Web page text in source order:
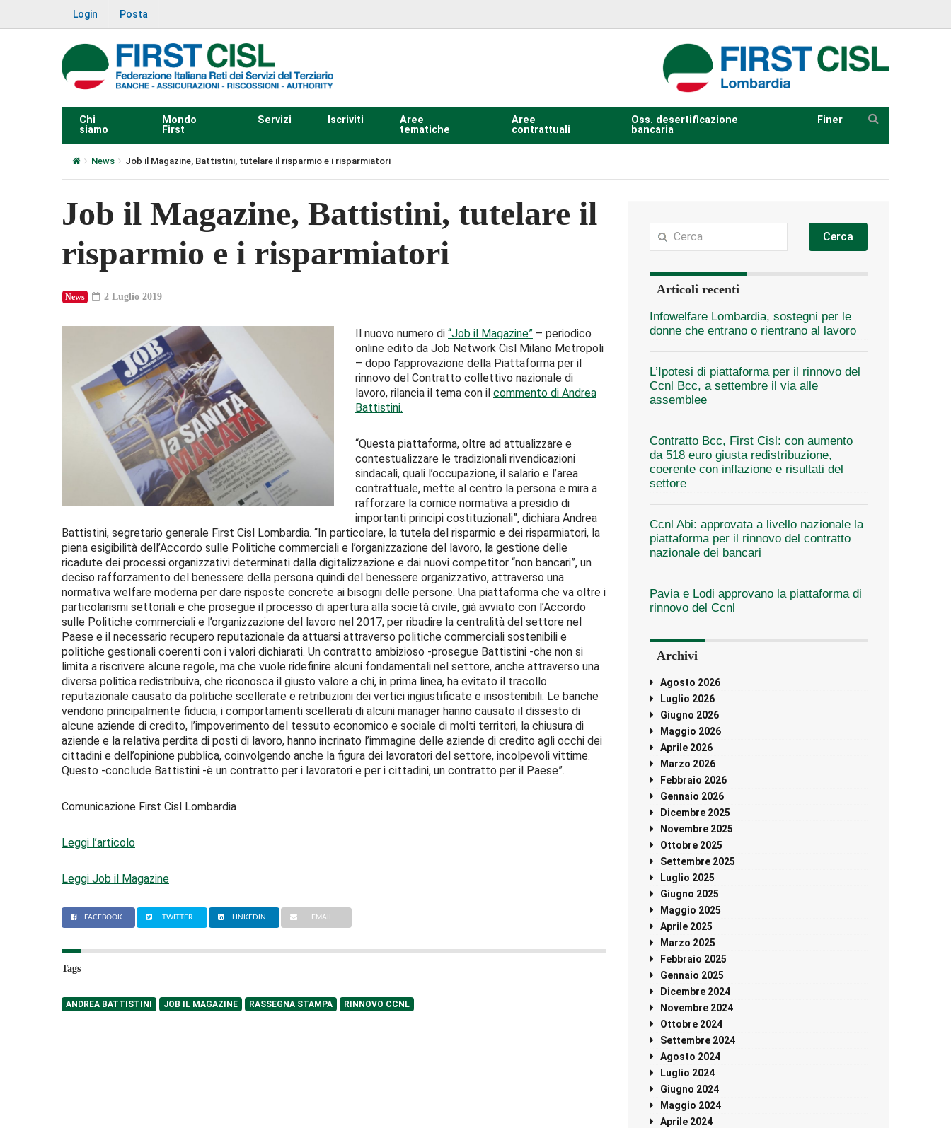
Login Posta
Chi
siamo
Mondo
First
Servizi Iscriviti
Aree
tematiche
Aree
contrattuali
Oss. desertificazione
bancaria
Finer
News Job il Magazine, Battistini, tutelare il risparmio e i risparmiatori
Job il Magazine, Battistini, tutelare il
risparmio e i risparmiatori
News 2 Luglio 2019
Il nuovo numero di “Job il Magazine” – periodico
online edito da Job Network Cisl Milano Metropoli
– dopo l’approvazione della Piattaforma per il
rinnovo del Contratto collettivo nazionale di
lavoro, rilancia il tema con il commento di Andrea
Battistini.
“Questa piattaforma, oltre ad attualizzare e
contestualizzare le tradizionali rivendicazioni
sindacali, quali l’occupazione, il salario e l’area
contrattuale, mette al centro la persona e mira a
rafforzare la cornice normativa a presidio di
importanti principi costituzionali”, dichiara Andrea
Battistini, segretario generale First Cisl Lombardia. “In particolare, la tutela del risparmio e dei risparmiatori, la
piena esigibilità dell’Accordo sulle Politiche commerciali e l’organizzazione del lavoro, la gestione delle
ricadute dei processi organizzativi determinati dalla digitalizzazione e dai nuovi competitor “non bancari”, un
deciso rafforzamento del benessere della persona quindi del benessere organizzativo, attraverso una
normativa welfare moderna per dare risposte concrete ai bisogni delle persone. Una piattaforma che va oltre i
particolarismi settoriali e che prosegue il processo di apertura alla società civile, già avviato con l’Accordo
sulle Politiche commerciali e l’organizzazione del lavoro nel 2017, per ribadire la centralità del settore nel
Paese e il necessario recupero reputazionale da attuarsi attraverso politiche commerciali sostenibili e
politiche gestionali coerenti con i valori dichiarati. Un contratto ambizioso -prosegue Battistini -che non si
limita a riscrivere alcune regole, ma che vuole ridefinire alcuni fondamentali nel settore, anche attraverso una
diversa politica redistribuiva, che riconosca il giusto valore a chi, in prima linea, ha evitato il tracollo
reputazionale causato da politiche scellerate e retribuzioni dei vertici ingiustificate e insostenibili. Le banche
vendono principalmente fiducia, i comportamenti scellerati di alcuni manager hanno causato il dissesto di
alcune aziende di credito, l’impoverimento del tessuto economico e sociale di molti territori, la chiusura di
aziende e la relativa perdita di posti di lavoro, hanno incrinato l’immagine delle aziende di credito agli occhi dei
cittadini e dell’opinione pubblica, coinvolgendo anche la figura dei lavoratori del settore, incolpevoli vittime.
Questo -conclude Battistini -è un contratto per i lavoratori e per i cittadini, un contratto per il Paese”.
Comunicazione First Cisl Lombardia
Leggi l’articolo
Leggi Job il Magazine
FACEBOOK TWITTER LINKEDIN EMAIL
Tags
ANDREA BATTISTINI JOB IL MAGAZINE RASSEGNA STAMPA RINNOVO CCNL
Cerca
Articoli recenti
Infowelfare Lombardia, sostegni per le
donne che entrano o rientrano al lavoro
L’Ipotesi di piattaforma per il rinnovo del
Ccnl Bcc, a settembre il via alle
assemblee
Contratto Bcc, First Cisl: con aumento
da 518 euro giusta redistribuzione,
coerente con inflazione e risultati del
settore
Ccnl Abi: approvata a livello nazionale la
piattaforma per il rinnovo del contratto
nazionale dei bancari
Pavia e Lodi approvano la piattaforma di
rinnovo del Ccnl
Archivi
Agosto 2026
Luglio 2026
Giugno 2026
Maggio 2026
Aprile 2026
Marzo 2026
Febbraio 2026
Gennaio 2026
Dicembre 2025
Novembre 2025
Ottobre 2025
Settembre 2025
Luglio 2025
Giugno 2025
Maggio 2025
Aprile 2025
Marzo 2025
Febbraio 2025
Gennaio 2025
Dicembre 2024
Novembre 2024
Ottobre 2024
Settembre 2024
Agosto 2024
Luglio 2024
Giugno 2024
Maggio 2024
Aprile 2024